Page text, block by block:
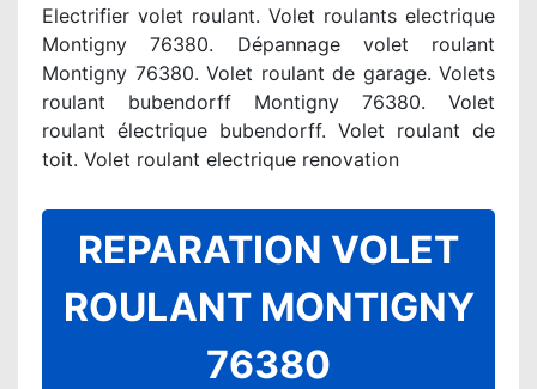
Electrifier volet roulant. Volet roulants electrique
Montigny 76380. Dépannage volet roulant
Montigny 76380. Volet roulant de garage. Volets
roulant bubendorff Montigny 76380. Volet
roulant électrique bubendorff. Volet roulant de
toit. Volet roulant electrique renovation
REPARATION VOLET
ROULANT MONTIGNY
76380